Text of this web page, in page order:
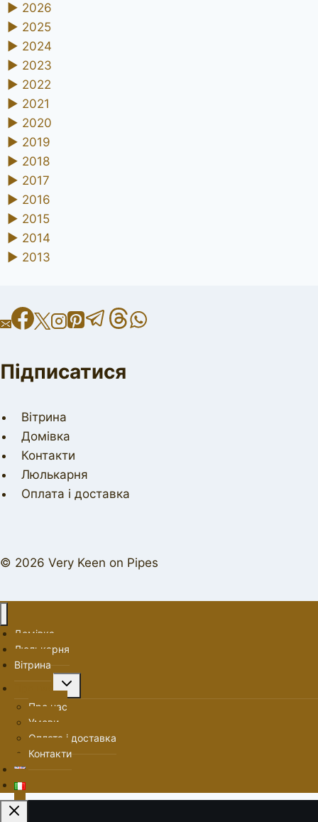
► 2026
► 2025
► 2024
► 2023
► 2022
► 2021
► 2020
► 2019
► 2018
► 2017
► 2016
► 2015
► 2014
► 2013
Підписатися
Вітрина
Домівка
Контакти
Люлькарня
Оплата і доставка
© 2026 Very Keen on Pipes
Домівка
Люлькарня
Вітрина
Перемкнути
меню
нащадка
Про нас
Умови
Оплата і доставка
Контакти